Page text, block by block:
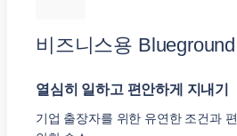
비즈니스용 Blueground
열심히 일하고 편안하게 지내기
기업 출장자를 위한 유연한 조건과 편